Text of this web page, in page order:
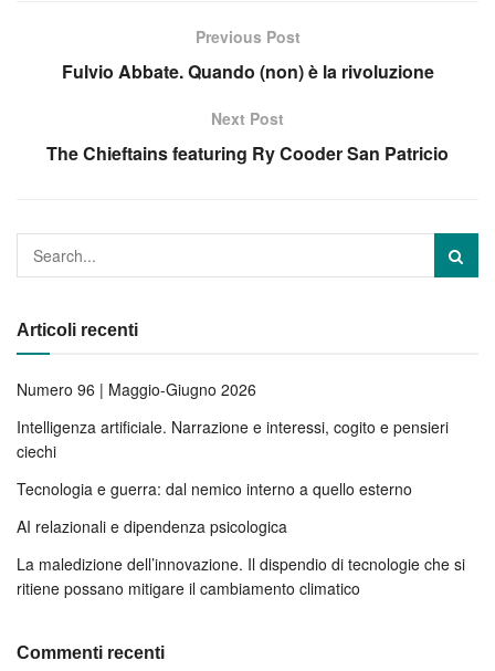
Previous Post
Fulvio Abbate. Quando (non) è la rivoluzione
Next Post
The Chieftains featuring Ry Cooder San Patricio
Articoli recenti
Numero 96 | Maggio-Giugno 2026
Intelligenza artificiale. Narrazione e interessi, cogito e pensieri
ciechi
Tecnologia e guerra: dal nemico interno a quello esterno
AI relazionali e dipendenza psicologica
La maledizione dell’innovazione. Il dispendio di tecnologie che si
ritiene possano mitigare il cambiamento climatico
Commenti recenti